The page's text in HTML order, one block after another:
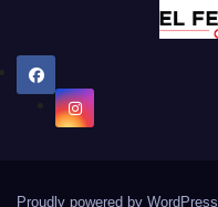
Proudly powered by WordPress